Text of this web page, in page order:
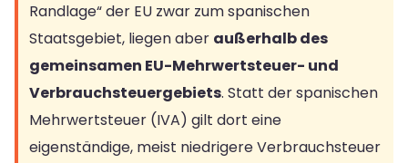
Randlage“ der EU zwar zum spanischen
Staatsgebiet, liegen aber außerhalb des
gemeinsamen EU-Mehrwertsteuer- und
Verbrauchsteuergebiets. Statt der spanischen
Mehrwertsteuer (IVA) gilt dort eine
eigenständige, meist niedrigere Verbrauchsteuer